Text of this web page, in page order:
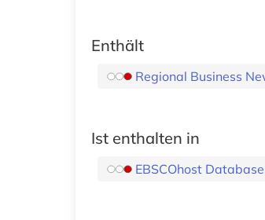
Enthält
Regional Business
Ist enthalten in
EBSCOhost